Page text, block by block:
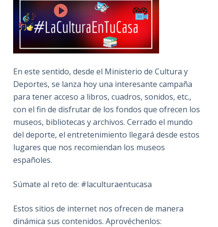
En este sentido, desde el Ministerio de Cultura y
Deportes, se lanza hoy una interesante campaña
para tener acceso a libros, cuadros, sonidos, etc.,
con el fin de disfrutar de los fondos que ofrecen los
museos, bibliotecas y archivos. Cerrado el mundo
del deporte, el entretenimiento llegará desde estos
lugares que nos recomiendan los museos
españoles.
Súmate al reto de: #laculturaentucasa
Estos sitios de internet nos ofrecen de manera
dinámica sus contenidos. Aprovéchenlos: